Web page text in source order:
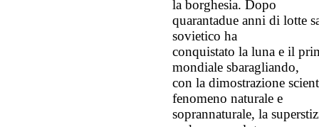
la borghesia. Dopo
quarantadue anni di lotte
sovietico ha
conquistato la luna e il
mondiale sbaragliando,
con la dimostrazione
fenomeno naturale e
soprannaturale, la